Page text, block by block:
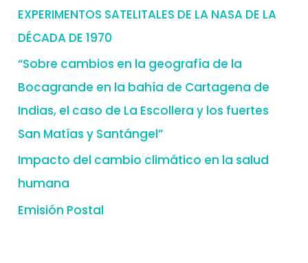
EXPERIMENTOS SATELITALES DE LA NASA DE LA
DÉCADA DE 1970
“Sobre cambios en la geografía de la
Bocagrande en la bahía de Cartagena de
Indias, el caso de La Escollera y los fuertes
San Matías y Santángel”
Impacto del cambio climático en la salud
humana
Emisión Postal